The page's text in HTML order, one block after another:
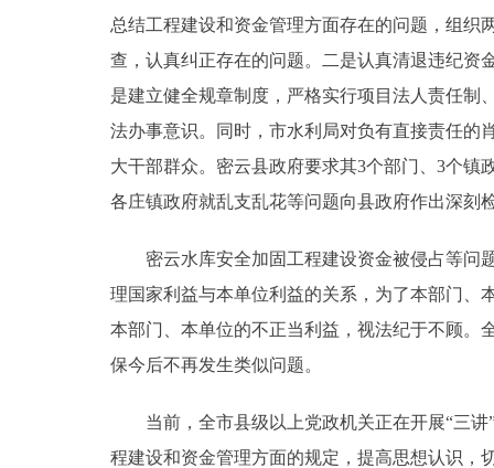
总结工程建设和资金管理方面存在的问题，组织
查，认真纠正存在的问题。二是认真清退违纪资
是建立健全规章制度，严格实行项目法人责任制
法办事意识。同时，市水利局对负有直接责任的
大干部群众。密云县政府要求其3个部门、3个镇
各庄镇政府就乱支乱花等问题向县政府作出深刻
密云水库安全加固工程建设资金被侵占等问题
理国家利益与本单位利益的关系，为了本部门、
本部门、本单位的不正当利益，视法纪于不顾。
保今后不再发生类似问题。
当前，全市县级以上党政机关正在开展“三讲”
程建设和资金管理方面的规定，提高思想认识，